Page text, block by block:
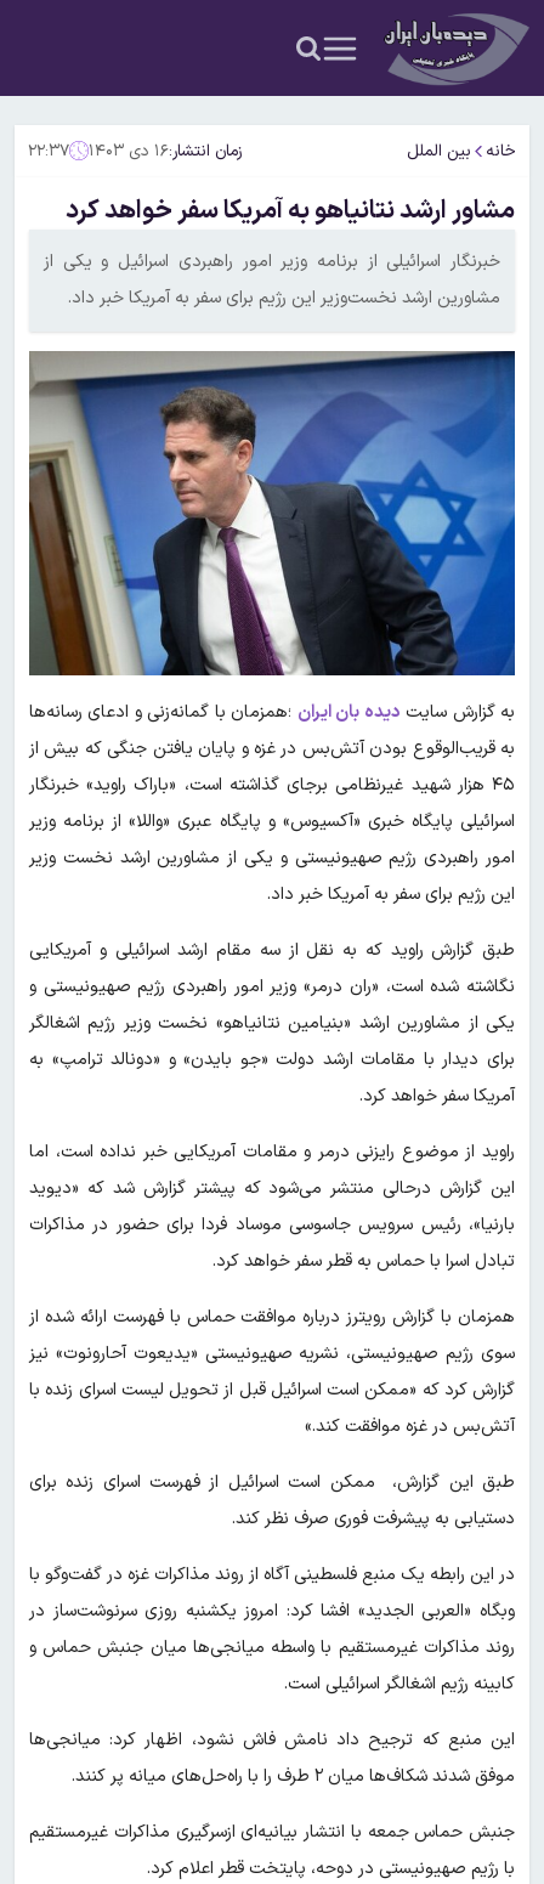
خانه بین الملل زمان انتشار:۱۶ دی ۱۴۰۳ ۲۲:۳۷
مشاور ارشد نتانیاهو به آمریکا سفر خواهد کرد
خبرنگار اسرائیلی از برنامه وزیر امور راهبردی اسرائیل و یکی از
مشاورین ارشد نخست‌وزیر این رژیم برای سفر به آمریکا خبر داد.
به گزارش سایت دیده بان ایران ؛همزمان با گمانه‌زنی و ادعای رسانه‌ها
به قریب‌الوقوع بودن آتش‌بس در غزه و پایان یافتن جنگی که بیش از
۴۵ هزار شهید غیرنظامی برجای گذاشته است، «باراک راوید» خبرنگار
اسرائیلی پایگاه خبری «آکسیوس» و پایگاه عبری «واللا» از برنامه وزیر
امور راهبردی رژیم صهیونیستی و یکی از مشاورین ارشد نخست وزیر
این رژیم برای سفر به آمریکا خبر داد.
طبق گزارش راوید که به نقل از سه مقام ارشد اسرائیلی و آمریکایی
نگاشته شده است، «ران درمر» وزیر امور راهبردی رژیم صهیونیستی و
یکی از مشاورین ارشد «بنیامین نتانیاهو» نخست وزیر رژیم اشغالگر
برای دیدار با مقامات ارشد دولت «جو بایدن» و «دونالد ترامپ» به
آمریکا سفر خواهد کرد.
راوید از موضوع رایزنی درمر و مقامات آمریکایی خبر نداده است، اما
این گزارش درحالی منتشر می‌شود که پیشتر گزارش شد که «دیوید
بارنیا»، رئیس سرویس جاسوسی موساد فردا برای حضور در مذاکرات
تبادل اسرا با حماس به قطر سفر خواهد کرد.
همزمان با گزارش رویترز درباره موافقت حماس با فهرست ارائه شده از
سوی رژیم صهیونیستی، نشریه صهیونیستی «یدیعوت آحارونوت» نیز
گزارش کرد که «ممکن است اسرائیل قبل از تحویل لیست اسرای زنده با
آتش‌بس در غزه موافقت کند.»
طبق این گزارش، ممکن است اسرائیل از فهرست اسرای زنده برای
دستیابی به پیشرفت فوری صرف نظر کند.
در این رابطه یک منبع فلسطینی آگاه از روند مذاکرات غزه در گفت‌وگو با
وبگاه «العربی الجدید» افشا کرد: امروز یکشنبه روزی سرنوشت‌ساز در
روند مذاکرات غیرمستقیم با واسطه میانجی‌ها میان جنبش حماس و
کابینه رژیم اشغالگر اسرائیلی است.
این منبع که ترجیح داد نامش فاش نشود، اظهار کرد: میانجی‌ها
موفق شدند شکاف‌ها میان ۲ طرف را با راه‌حل‌های میانه پر کنند.
جنبش حماس جمعه با انتشار بیانیه‌ای ازسرگیری مذاکرات غیرمستقیم
با رژیم صهیونیستی در دوحه، پایتخت قطر اعلام کرد.